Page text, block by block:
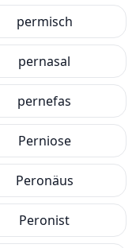
permisch
pernasal
pernefas
Perniose
Peronäus
Peronist